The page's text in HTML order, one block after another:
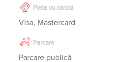
Plata cu cardul
Visa, Mastercard
Parcare
Parcare publică